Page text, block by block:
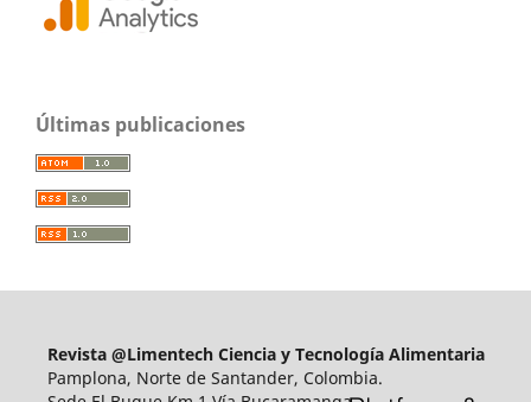
Últimas publicaciones
Revista @Limentech Ciencia y Tecnología Alimentaria
Pamplona, Norte de Santander, Colombia.